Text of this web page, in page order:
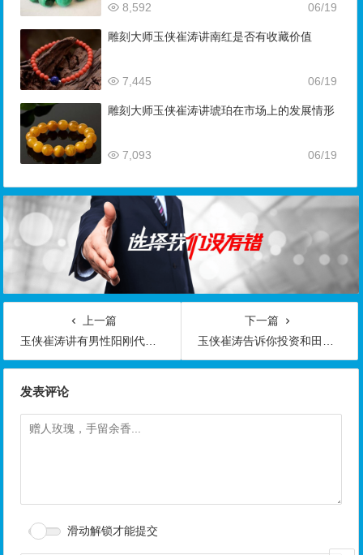
06/19
8,592
雕刻大师玉侠崔涛讲南红是否有收藏价值
06/19
7,445
雕刻大师玉侠崔涛讲琥珀在市场上的发展情形
06/19
7,093
上一篇
玉侠崔涛讲有男性阳刚代表的扳指
下一篇
玉侠崔涛告诉你投资和田玉雕作品要注意的
发表评论
滑动解锁才能提交